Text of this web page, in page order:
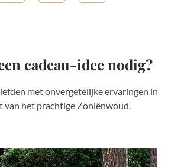
cadeau-idee nodig?
met onvergetelijke ervaringen in
van het prachtige Zoniënwoud.